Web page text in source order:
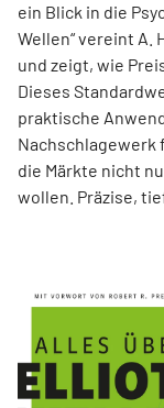
ein Blick in die
Wellen“ vereint
und zeigt, wie
Dieses
praktische
Nachschlagewerk
die Märkte nicht
wollen. Präzise,